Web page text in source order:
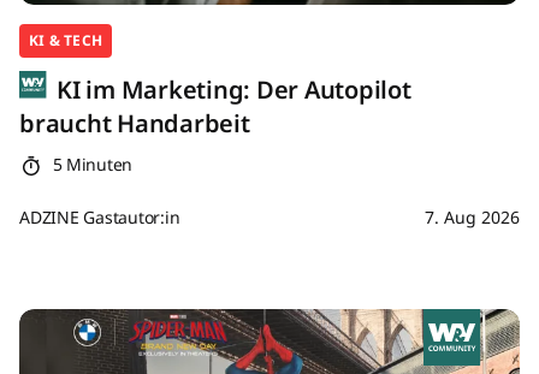
KI & TECH
KI im Marketing: Der Autopilot
braucht Handarbeit
5 Minuten
ADZINE Gastautor:in 7. Aug 2026